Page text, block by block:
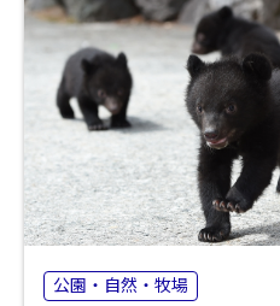
公園・自然・牧場